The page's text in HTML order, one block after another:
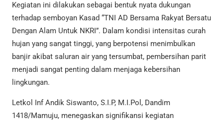
Kegiatan ini dilakukan sebagai bentuk nyata dukungan
terhadap semboyan Kasad “TNI AD Bersama Rakyat Bersatu
Dengan Alam Untuk NKRI”. Dalam kondisi intensitas curah
hujan yang sangat tinggi, yang berpotensi menimbulkan
banjir akibat saluran air yang tersumbat, pembersihan parit
menjadi sangat penting dalam menjaga kebersihan
lingkungan.
Letkol Inf Andik Siswanto, S.I.P, M.I.Pol, Dandim
1418/Mamuju, menegaskan signifikansi kegiatan